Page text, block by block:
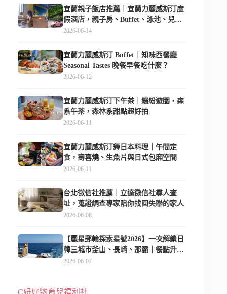
宜蘭親子飯店推薦｜宜蘭力麗威斯汀度
假酒店，親子房、Buffet、泳池、兒童
俱樂部超適合放電
2026-06-14
宜蘭力麗威斯汀 Buffet｜知味西餐廳
Seasonal Tastes 晚餐早餐吃什麼？
2026-06-12
宜蘭力麗威斯汀下午茶｜繽紛遊園・森
系午茶，森林系甜點超好拍
2026-06-11
宜蘭力麗威斯汀舞日本料理｜午間定
食，壽喜燒、生魚片與日式包廂空間
2026-06-11
台北徵信社推薦｜立達徵信社尋人查
址，蒐證調查專家陪你找回失聯的家人
2026-06-08
【麗星郵輪探索星號2026】一次解鎖日
韓三城市釜山、長崎、那霸｜餐點升
級、表演更新、船上慶生超難忘
2026-06-07